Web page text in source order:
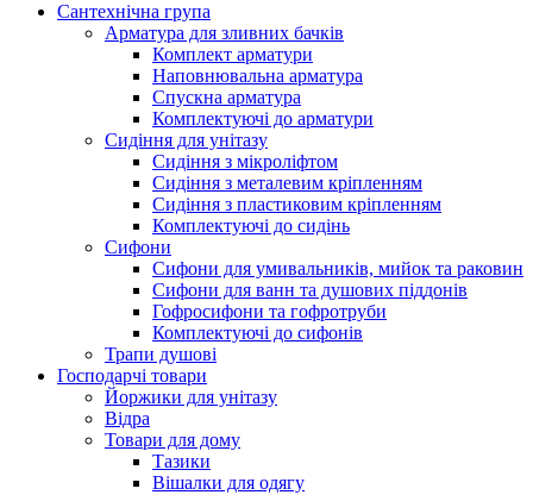
Сантехнічна група
Арматура для зливних бачків
Комплект арматури
Наповнювальна арматура
Спускна арматура
Комплектуючі до арматури
Сидіння для унітазу
Сидіння з мікроліфтом
Сидіння з металевим кріпленням
Сидіння з пластиковим кріпленням
Комплектуючі до сидінь
Сифони
Сифони для умивальників, мийок та раковин
Сифони для ванн та душових піддонів
Гофросифони та гофротруби
Комплектуючі до сифонів
Трапи душові
Господарчі товари
Йоржики для унітазу
Відра
Товари для дому
Тазики
Вішалки для одягу